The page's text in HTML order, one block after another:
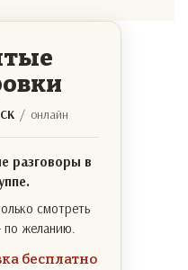
/ онлайн
разговоры в
смотреть
по желанию.
бесплатно